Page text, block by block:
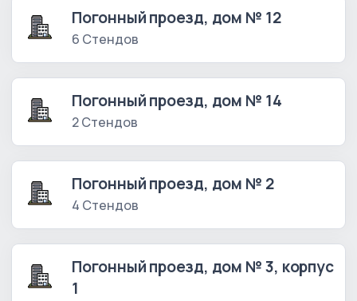
Погонный проезд, дом № 12
6 Стендов
Погонный проезд, дом № 14
2 Стендов
Погонный проезд, дом № 2
4 Стендов
Погонный проезд, дом № 3, корпус
1